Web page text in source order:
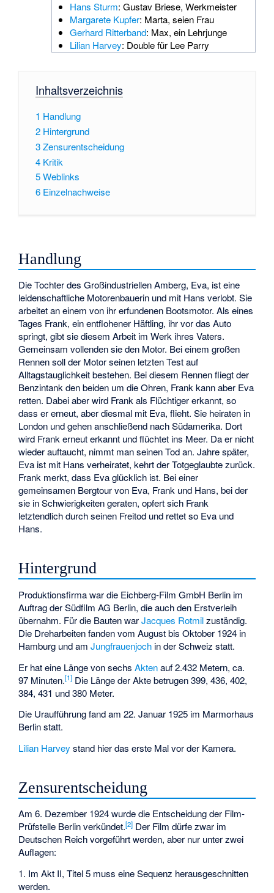
Hans Sturm: Gustav Briese, Werkmeister
Margarete Kupfer: Marta, seien Frau
Gerhard Ritterband: Max, ein Lehrjunge
Lilian Harvey: Double für Lee Parry
Inhaltsverzeichnis
1 Handlung
2 Hintergrund
3Zensurentscheidung
4 Kritik
5Weblinks
6 Einzelnachweise
Handlung
Die Tochter des Großindustriellen Amberg, Eva, ist eine
leidenschaftliche Motorenbauerin und mit Hans verlobt. Sie
arbeitet an einem von ihr erfundenen Bootsmotor. Als eines
Tages Frank, ein entflohener Häftling, ihr vor das Auto
springt, gibt sie diesem Arbeit im Werk ihres Vaters.
Gemeinsam vollenden sie den Motor. Bei einem großen
Rennen soll der Motor seinen letzten Test auf
Alltagstauglichkeit bestehen. Bei diesem Rennen fliegt der
Benzintank den beiden um die Ohren, Frank kann aber Eva
retten. Dabei aber wird Frank als Flüchtiger erkannt, so
dass er erneut, aber diesmal mit Eva, flieht. Sie heiraten in
London und gehen anschließend nach Südamerika. Dort
wird Frank erneut erkannt und flüchtet ins Meer. Da er nicht
wieder auftaucht, nimmt man seinen Tod an. Jahre später,
Eva ist mit Hans verheiratet, kehrt der Totgeglaubte zurück.
Frank merkt, dass Eva glücklich ist. Bei einer
gemeinsamen Bergtour von Eva, Frank und Hans, bei der
sie in Schwierigkeiten geraten, opfert sich Frank
letztendlich durch seinen Freitod und rettet so Eva und
Hans.
Hintergrund
Produktionsfirma war die Eichberg-Film GmbH Berlin im
Auftrag der Südfilm AG Berlin, die auch den Erstverleih
übernahm. Für die Bauten warJacques Rotmilzuständig.
Die Dreharbeiten fanden vom August bis Oktober 1924 in
Hamburg und amJungfrauenjoch in der Schweiz statt.
Er hat eine Länge von sechsAktenauf 2.432 Metern, ca.
97 Minuten.[1] Die Länge der Akte betrugen 399, 436, 402,
384, 431 und 380 Meter.
Die Uraufführung fand am 22. Januar 1925 im Marmorhaus
Berlin statt.
Lilian Harvey stand hier das erste Mal vor der Kamera.
Zensurentscheidung
Am 6. Dezember 1924 wurde die Entscheidung der Film-
Prüfstelle Berlin verkündet.[2] Der Film dürfe zwar im
Deutschen Reich vorgeführt werden, aber nur unter zwei
Auflagen:
1. Im Akt II, Titel 5 muss eine Sequenz herausgeschnitten
werden.